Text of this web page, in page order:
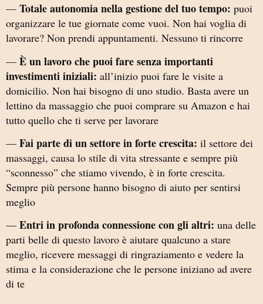
— Totale autonomia nella gestione del tuo tempo: puoi
organizzare le tue giornate come vuoi. Non hai voglia di
lavorare? Non prendi appuntamenti. Nessuno ti rincorre
— È un lavoro che puoi fare senza importanti
investimenti iniziali: all’inizio puoi fare le visite a
domicilio. Non hai bisogno di uno studio. Basta avere un
lettino da massaggio che puoi comprare su Amazon e hai
tutto quello che ti serve per lavorare
— Fai parte di un settore in forte crescita: il settore dei
massaggi, causa lo stile di vita stressante e sempre più
“sconnesso” che stiamo vivendo, è in forte crescita.
Sempre più persone hanno bisogno di aiuto per sentirsi
meglio
— Entri in profonda connessione con gli altri: una delle
parti belle di questo lavoro è aiutare qualcuno a stare
meglio, ricevere messaggi di ringraziamento e vedere la
stima e la considerazione che le persone iniziano ad avere
di te